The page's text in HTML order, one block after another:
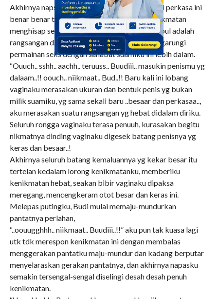
Akhirnya napsu birahikulah yg menang laki laki perkasa ini
benar benar telah menyeretku kepusaran kenikmatan
menghisap seluruh pikiran jernihku dan yg timbul adalah
rangsangan dahsyat yg membuatku ingin mengarungi
permainan seks dengan sahabat suamiku ini lebih dalam.
“Ouuch.. sshh.. aachh.. teruuss.. Buudiii.. masukin penismu yg
dalaam..!! oouch.. niikmaat.. Bud..!! Baru kali ini lobang
vaginaku merasakan ukuran dan bentuk penis yg bukan
milik suamiku, yg sama sekali baru ..besaar dan perkasaa..,
aku merasakan suatu rangsangan yg hebat didalam diriku.
Seluruh rongga vaginaku terasa penuuh, kurasakan begitu
nikmatnya dinding vaginaku digesek batang penisnya yg
keras dan besaar..!
Akhirnya seluruh batang kemaluannya yg kekar besar itu
tertelan kedalam lorong kenikmatanku, memberiku
kenikmatan hebat, seakan bibir vaginaku dipaksa
meregang, mencengkeram otot besar dan keras ini.
Melepas putingku, Budi mulai memaju-mundurkan
pantatnya perlahan,
“..oouugghhh.. niikmaat.. Buudiii..!!” aku pun tak kuasa lagi
utk tdk merespon kenikmatan ini dengan membalas
menggerakan pantatku maju-mundur dan kadang berputar
menyelaraskan gerakan pantatnya, dan akhirnya napasku
semakin tersengal-sengal diselingi desah desah penuh
kenikmatan.